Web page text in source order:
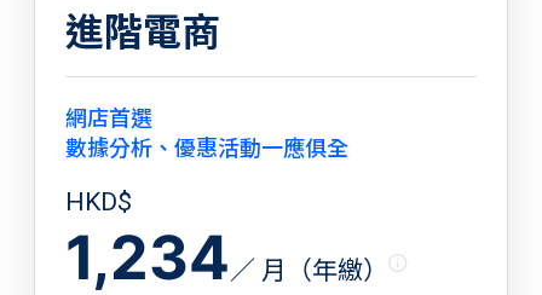
進階電商
網店首選
數據分析、優惠活動一應俱全
HKD$
1,234／ 月（年繳）